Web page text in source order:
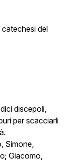
del
discepoli,
per scacciarli
Simone,
Giacomo,